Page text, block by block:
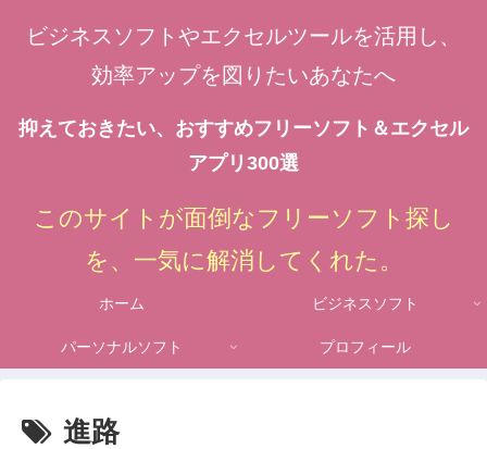
ビジネスソフトやエクセルツールを活用し、
効率アップを図りたいあなたへ
抑えておきたい、おすすめフリーソフト＆エクセル
アプリ300選
このサイトが面倒なフリーソフト探し
を、一気に解消してくれた。
ホーム ビジネスソフト
パーソナルソフト プロフィール
進路